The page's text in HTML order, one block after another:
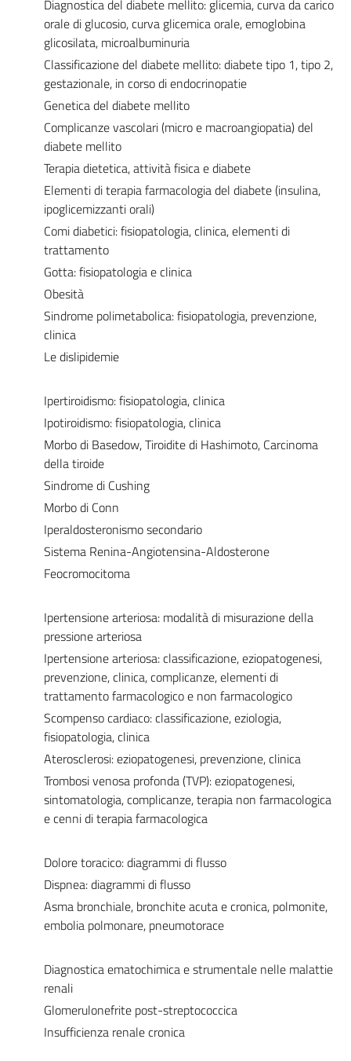
Diagnostica del diabete mellito: glicemia, curva da carico
orale di glucosio, curva glicemica orale, emoglobina
glicosilata, microalbuminuria
Classificazione del diabete mellito: diabete tipo 1, tipo 2,
gestazionale, in corso di endocrinopatie
Genetica del diabete mellito
Complicanze vascolari (micro e macroangiopatia) del
diabete mellito
Terapia dietetica, attività fisica e diabete
Elementi di terapia farmacologia del diabete (insulina,
ipoglicemizzanti orali)
Comi diabetici: fisiopatologia, clinica, elementi di
trattamento
Gotta: fisiopatologia e clinica
Obesità
Sindrome polimetabolica: fisiopatologia, prevenzione,
clinica
Le dislipidemie
Ipertiroidismo: fisiopatologia, clinica
Ipotiroidismo: fisiopatologia, clinica
Morbo di Basedow, Tiroidite di Hashimoto, Carcinoma
della tiroide
Sindrome di Cushing
Morbo di Conn
Iperaldosteronismo secondario
Sistema Renina-Angiotensina-Aldosterone
Feocromocitoma
Ipertensione arteriosa: modalità di misurazione della
pressione arteriosa
Ipertensione arteriosa: classificazione, eziopatogenesi,
prevenzione, clinica, complicanze, elementi di
trattamento farmacologico e non farmacologico
Scompenso cardiaco: classificazione, eziologia,
fisiopatologia, clinica
Aterosclerosi: eziopatogenesi, prevenzione, clinica
Trombosi venosa profonda (TVP): eziopatogenesi,
sintomatologia, complicanze, terapia non farmacologica
e cenni di terapia farmacologica
Dolore toracico: diagrammi di flusso
Dispnea: diagrammi di flusso
Asma bronchiale, bronchite acuta e cronica, polmonite,
embolia polmonare, pneumotorace
Diagnostica ematochimica e strumentale nelle malattie
renali
Glomerulonefrite post-streptococcica
Insufficienza renale cronica